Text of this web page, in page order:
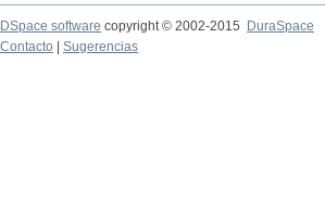
DSpace software copyright © 2002-2015
DuraSpace
Contacto
Sugerencias